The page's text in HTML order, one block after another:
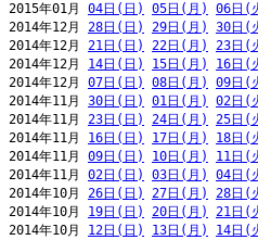
2015年01月 04日(日) 05日(月) 06日(
2014年12月 28日(日) 29日(月) 30日(
2014年12月 21日(日) 22日(月) 23日(
2014年12月 14日(日) 15日(月) 16日(
2014年12月 07日(日) 08日(月) 09日(
2014年11月 30日(日) 01日(月) 02日(
2014年11月 23日(日) 24日(月) 25日(
2014年11月 16日(日) 17日(月) 18日(
2014年11月 09日(日) 10日(月) 11日(
2014年11月 02日(日) 03日(月) 04日(
2014年10月 26日(日) 27日(月) 28日(
2014年10月 19日(日) 20日(月) 21日(
2014年10月 12日(日) 13日(月) 14日(